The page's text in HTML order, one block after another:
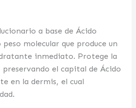
a base de Ácido
molecular que produce un
inmediato. Protege la
el capital de Ácido
en la dermis, el cual